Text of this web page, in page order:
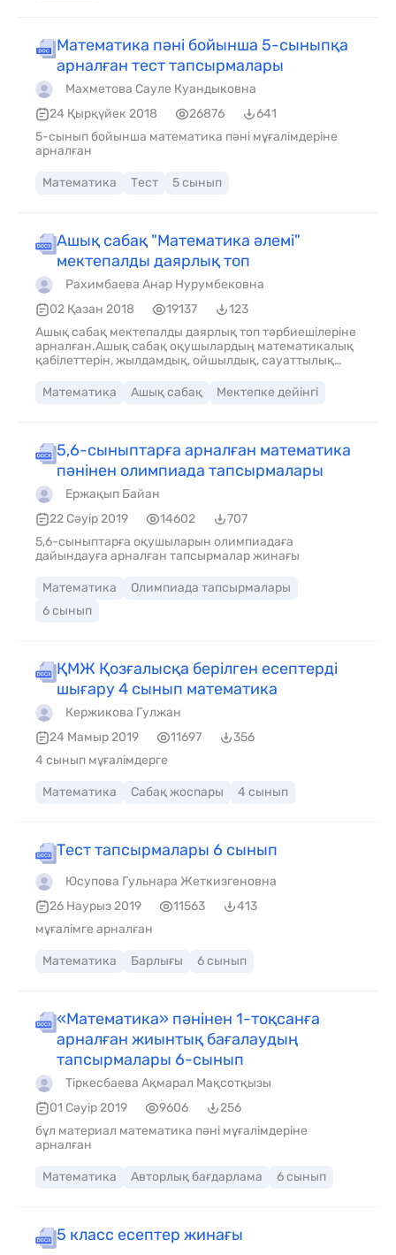
Математика пәні бойынша 5-сыныпқа
арналған тест тапсырмалары
Махметова Сауле Куандыковна
24 Қырқүйек 2018
26876
641
5-сынып бойынша математика пәні мұғалімдеріне
арналған
Математика Тест 5 сынып
Ашық сабақ "Математика әлемі"
мектепалды даярлық топ
Рахимбаева Анар Нурумбековна
02 Қазан 2018
19137
123
Ашық сабақ мектепалды даярлық топ тәрбиешілеріне
арналған.Ашық сабақ оқушылардың математикалық
қабілеттерін, жылдамдық, ойшылдық, сауаттылық
мақта қыз бен мысық ертегісі желісімен өтеді.
оқушылар әр түрлі тапсырмалар орындау арқылы
Математика Ашық сабақ Мектепке дейінгі
5,6-сыныптарға арналған математика
пәнінен олимпиада тапсырмалары
Ержақып Байан
22 Сәуір 2019
14602
707
5,6-сыныптарға оқушыларын олимпиадаға
дайындауға арналған тапсырмалар жинағы
Математика
Олимпиада тапсырмалары
6 сынып
ҚМЖ Қозғалысқа берілген есептерді
шығару 4 сынып математика
Кержикова Гулжан
24 Мамыр 2019
11697
356
4 сынып мұғалімдерге
Математика Сабақ жоспары 4 сынып
Тест тапсырмалары 6 сынып
Юсупова Гульнара Жеткизгеновна
26 Наурыз 2019
11563
413
мұғалімге арналған
Математика Барлығы 6 сынып
«Математика» пәнінен 1-тоқсанға
арналған жиынтық бағалаудың
тапсырмалары 6-сынып
Тіркесбаева Ақмарал Мақсотқызы
01 Сәуір 2019
9606
256
бұл материал математика пәні мұғалімдеріне
арналған
Математика Авторлық бағдарлама 6 сынып
5 класс есептер жинағы